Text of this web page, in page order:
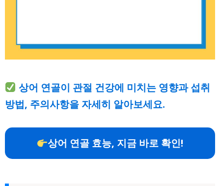
상어 연골이 관절 건강에 미치는 영향과 섭취
방법, 주의사항을 자세히 알아보세요.
상어 연골 효능, 지금 바로 확인!